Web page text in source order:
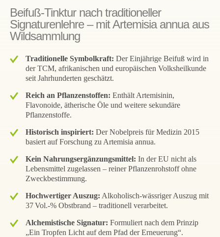
Beifuß-Tinktur nach traditioneller
Signaturenlehre – mit Artemisia annua aus
Wildsammlung
Traditionelle Symbolkraft: Der Einjährige Beifuß wird in
der TCM, afrikanischen und europäischen Volksheilkunde
seit Jahrhunderten geschätzt.
Reich an Pflanzenstoffen: Enthält Artemisinin,
Flavonoide, ätherische Öle und weitere sekundäre
Pflanzenstoffe.
Historisch inspiriert: Der Nobelpreis für Medizin 2015
basiert auf Forschung zu Artemisia annua.
Kein Nahrungsergänzungsmittel: In der EU nicht als
Lebensmittel zugelassen – reiner Pflanzenrohstoff ohne
Zweckbestimmung.
Hochwertiger Auszug: Alkoholisch-wässriger Auszug mit
37 Vol.-% Obstbrand – traditionell verarbeitet.
Alchemistische Signatur: Formuliert nach dem Prinzip
„Ein Tropfen Licht auf dem Pfad der Erneuerung“.